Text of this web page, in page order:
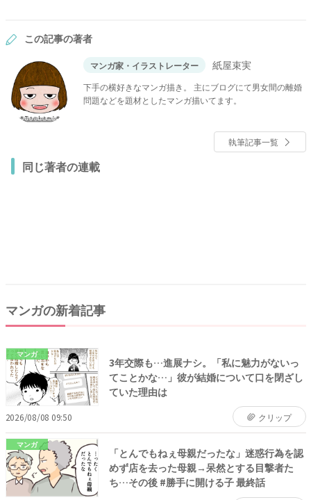
この記事の著者
マンガ家・イラストレーター 紙屋束実
下手の横好きなマンガ描き。 主にブログにて男女間の離婚
問題などを題材としたマンガ描いてます。
執筆記事一覧
同じ著者の連載
マンガの新着記事
マンガ
3年交際も…進展ナシ。「私に魅力がないっ
てことかな…」彼が結婚について口を閉ざし
ていた理由は
2026/08/08 09:50 クリップ
マンガ
「とんでもねぇ母親だったな」迷惑行為を認
めず店を去った母親→呆然とする目撃者た
ち…その後 #勝手に開ける子 最終話